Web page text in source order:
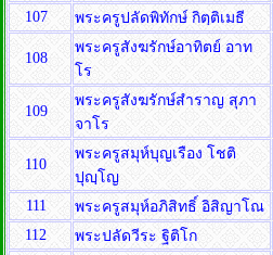
107 พระครูปลัดพิทักษ์ กิตฺติเมธี
108
พระครูสังฆรักษ์อาทิตย์ อาท
โร
109
พระครูสังฆรักษ์สำราญ สุภา
จาโร
110
พระครูสมุห์บุญเรือง โชติ
ปุญฺโญ
111 พระครูสมุห์อภิสิทธิ์ อิสิญาโณ
112
พระปลัดวีระ ฐิติโก